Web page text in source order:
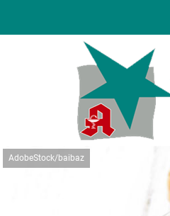
AdobeStock/baibaz